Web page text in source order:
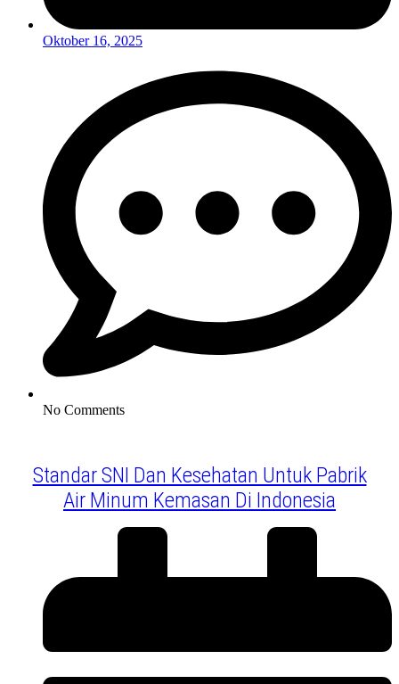
Oktober 16, 2025
No Comments
Standar SNI Dan Kesehatan Untuk Pabrik
Air Minum Kemasan Di Indonesia